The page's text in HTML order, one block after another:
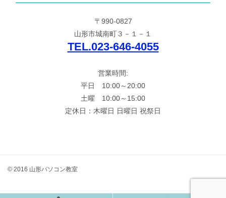
〒990-0827
山形市城南町３－１－１
TEL.023-646-4055
営業時間:
平日 10:00～20:00
土曜 10:00～15:00
定休日：木曜日 日曜日 祝祭日
© 2016 山形パソコン教室